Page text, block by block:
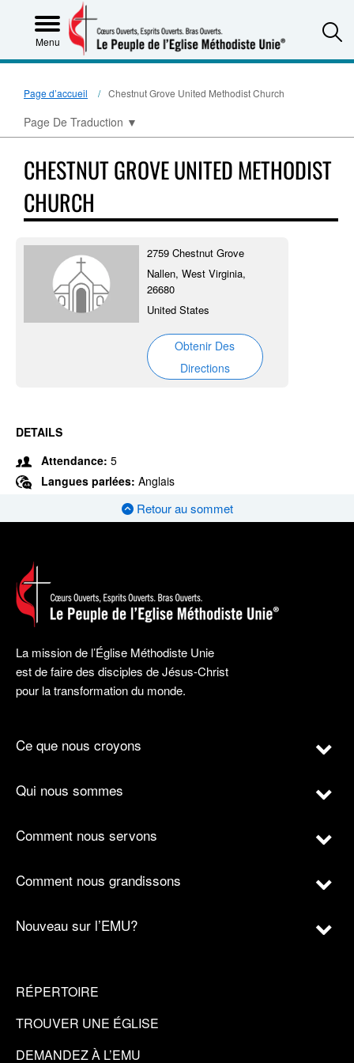
Menu
Page d’accueil Chestnut Grove United Methodist Church
Page De Traduction ▼
CHESTNUT GROVE UNITED METHODIST
CHURCH
2759 Chestnut Grove
Nallen, West Virginia,
26680
United States
Obtenir Des
Directions
DETAILS
Attendance: 5
Langues parlées: Anglais
Retour au sommet
La mission de l’Église Méthodiste Unie
est de faire des disciples de Jésus-Christ
pour la transformation du monde.
Ce que nous croyons
Qui nous sommes
Comment nous servons
Comment nous grandissons
Nouveau sur l’EMU?
RÉPERTOIRE
TROUVER UNE ÉGLISE
DEMANDEZ À L’EMU